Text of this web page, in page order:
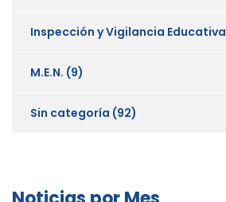
Inspección y Vigilancia Educativa
M.E.N. (9)
Sin categoría (92)